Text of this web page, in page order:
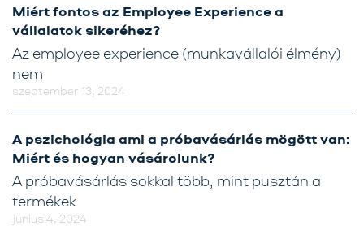
Miért fontos az Employee Experience a
vállalatok sikeréhez?
szeptember 13, 2024
Az employee experience (munkavállalói élmény)
nem
A pszichológia ami a próbavásárlás mögött van:
Miért és hogyan vásárolunk?
június 4, 2024
A próbavásárlás sokkal több, mint pusztán a
termékek